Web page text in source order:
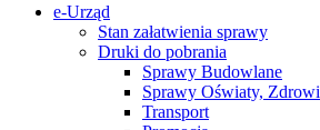
e-Urząd
Stan załatwienia sprawy
Druki do pobrania
Sprawy Budowlane
Sprawy Oświaty,
Transport